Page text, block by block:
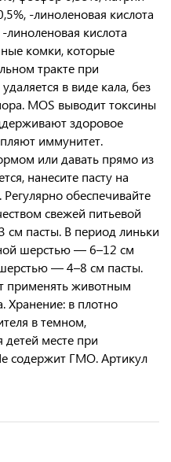
-линоленовая кислота
линоленовая кислота
комки, которые
тракте при
в виде кала, без
MOS выводит токсины
здоровое
иммунитет.
или давать прямо из
нанесите пасту на
обеспечивайте
свежей питьевой
см пасты. В период линьки
шерстью — 6–12 см
— 4–8 см пасты.
применять животным
Хранение: в плотно
в темном,
месте при
содержит ГМО. Артикул